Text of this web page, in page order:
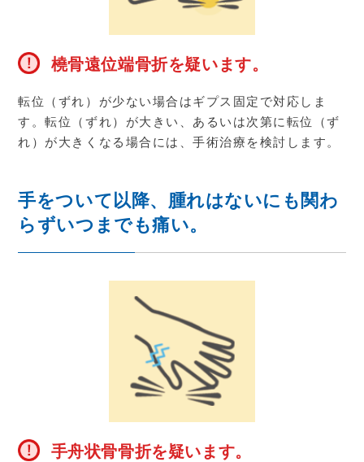
橈骨遠位端骨折を疑います。
転位（ずれ）が少ない場合はギプス固定で対応しま
す。転位（ずれ）が大きい、あるいは次第に転位（ず
れ）が大きくなる場合には、手術治療を検討します。
手をついて以降、腫れはないにも関わ
らずいつまでも痛い。
手舟状骨骨折を疑います。